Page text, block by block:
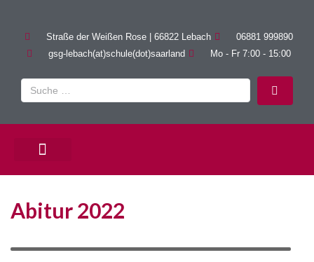
Straße der Weißen Rose | 66822 Lebach
06881 999890
gsg-lebach(at)schule(dot)saarland
Mo - Fr 7:00 - 15:00
Abitur 2022